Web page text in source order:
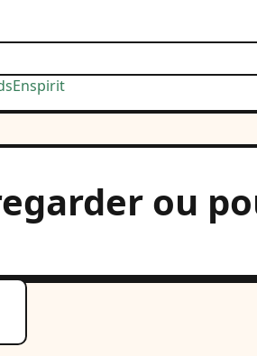
Enspirit
ou